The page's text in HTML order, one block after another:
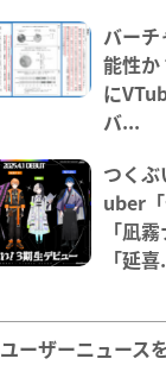
バーチ
能性か
に
バ...
つく
uber「
「凪
「延
ユーザーニュース